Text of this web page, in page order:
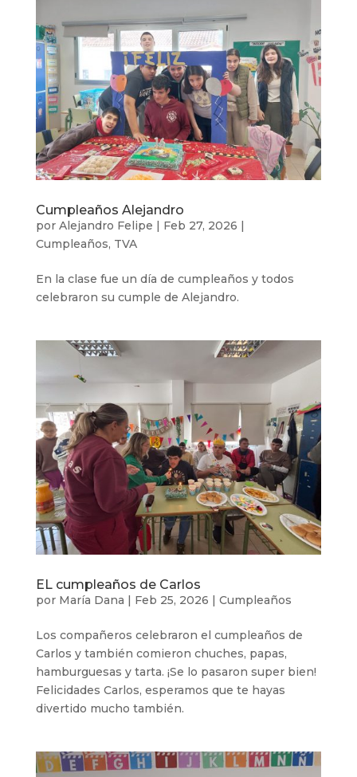
Cumpleaños Alejandro
por Alejandro Felipe | Feb 27, 2026 |
Cumpleaños, TVA
En la clase fue un día de cumpleaños y todos
celebraron su cumple de Alejandro.
EL cumpleaños de Carlos
por María Dana | Feb 25, 2026 | Cumpleaños
Los compañeros celebraron el cumpleaños de
Carlos y también comieron chuches, papas,
hamburguesas y tarta. ¡Se lo pasaron super bien!
Felicidades Carlos, esperamos que te hayas
divertido mucho también.